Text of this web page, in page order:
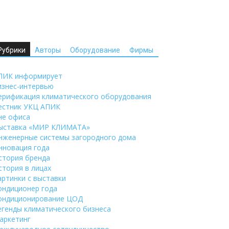
Авторы Оборудование Фирмы
информирует
интервью
климатического оборудования
УКЦ АПИК
офиса
«МИР КЛИМАТА»
системы загородного дома
года
бренда
в лицах
с выставки
года
ЦОД
климатического бизнеса